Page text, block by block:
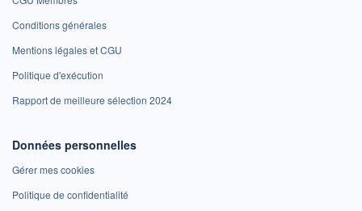
Conditions générales
Mentions légales et CGU
Politique d'exécution
Rapport de meilleure sélection 2024
Données personnelles
Gérer mes cookies
Politique de confidentialité